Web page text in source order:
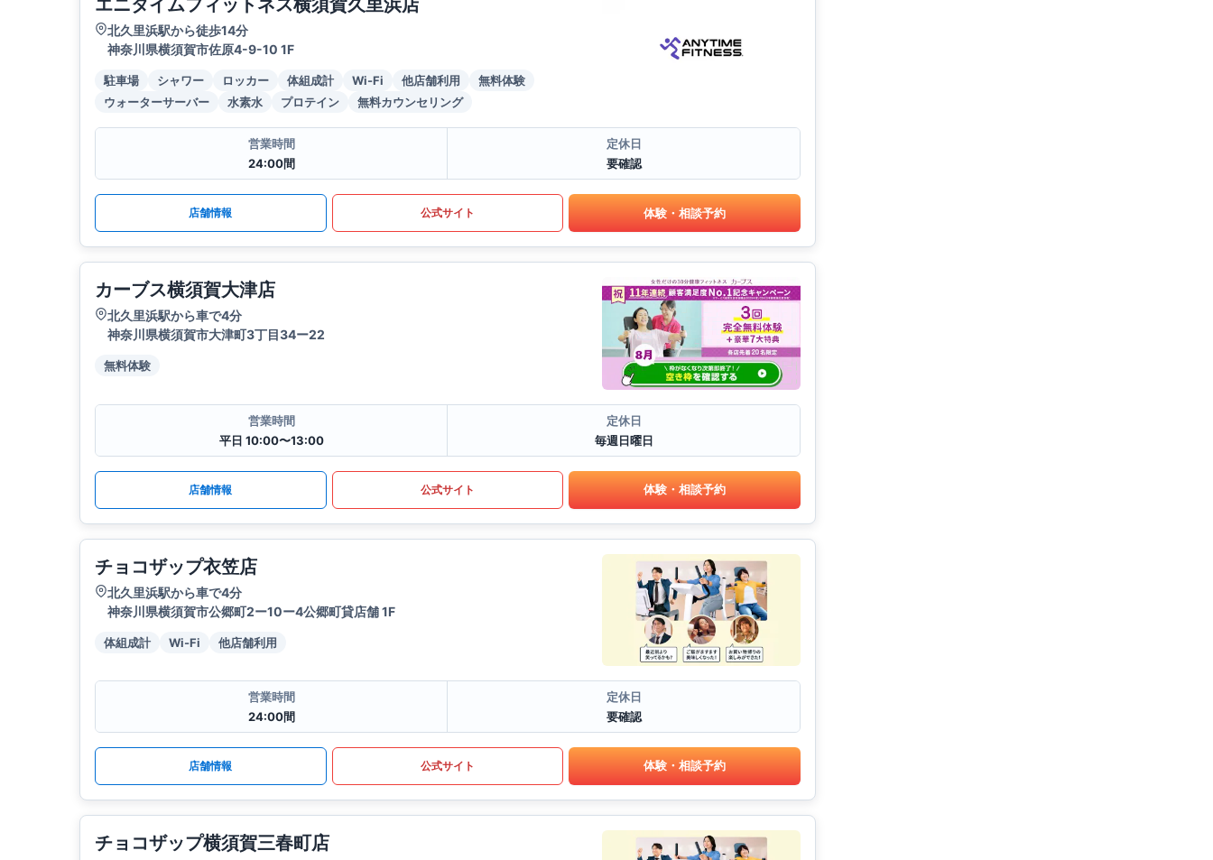
エニタイムフィットネス横須賀久里浜店
北久里浜駅から徒歩14分
神奈川県横須賀市佐原4-9-10 1F
駐車場 シャワー ロッカー 体組成計 Wi-Fi 他店舗利用
無料体験
ウォーターサーバー
水素水 プロテイン 無料カウンセリング
営業時間
24:00間
定休日
要確認
店舗情報 公式サイト 体験・相談予約
カーブス横須賀大津店
北久里浜駅から車で4分
神奈川県横須賀市大津町3丁目34ー22
無料体験
営業時間
平日 10:00〜13:00
定休日
毎週日曜日
店舗情報 公式サイト 体験・相談予約
チョコザップ衣笠店
北久里浜駅から車で4分
神奈川県横須賀市公郷町2ー10ー4公郷町貸店舗 1F
体組成計 Wi-Fi 他店舗利用
営業時間
24:00間
定休日
要確認
店舗情報 公式サイト 体験・相談予約
チョコザップ横須賀三春町店